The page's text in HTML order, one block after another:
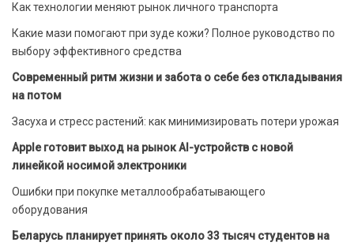
Как технологии меняют рынок личного транспорта
Какие мази помогают при зуде кожи? Полное руководство по
выбору эффективного средства
Современный ритм жизни и забота о себе без откладывания
на потом
Засуха и стресс растений: как минимизировать потери урожая
Apple готовит выход на рынок AI-устройств с новой
линейкой носимой электроники
Ошибки при покупке металлообрабатывающего
оборудования
Беларусь планирует принять около 33 тысяч студентов на